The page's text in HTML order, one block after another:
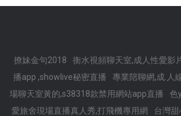
撩妹金句2018 衡水視頻聊天室,成人性愛影
播app ,showlive秘密直播
專業陪聊網,成.人
場聊天室黃的,s38318款禁用網站app直播
色
愛旅舍現場直播真人秀,打飛機專用網
台灣